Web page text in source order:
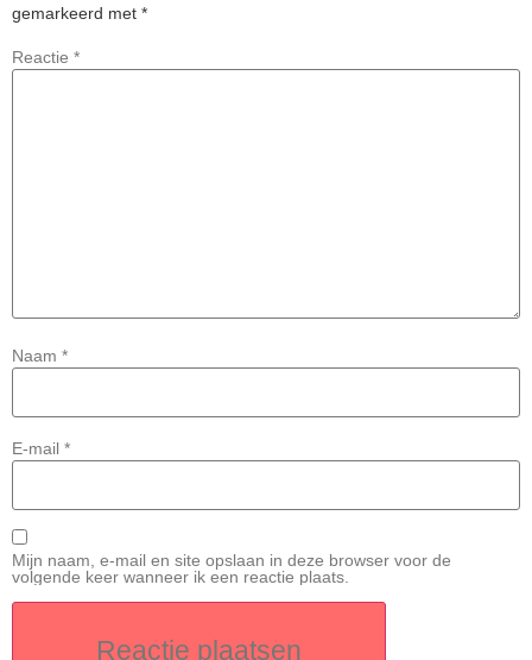
gemarkeerd met *
Reactie *
Naam *
E-mail *
Mijn naam, e-mail en site opslaan in deze browser voor de
volgende keer wanneer ik een reactie plaats.